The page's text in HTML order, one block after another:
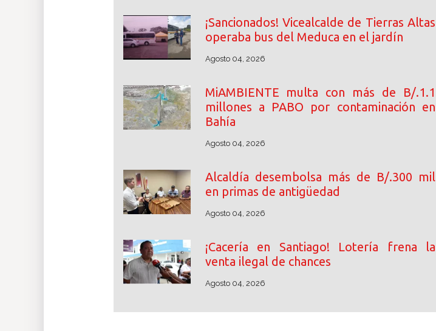
¡Sancionados! Vicealcalde de Tierras Altas
operaba bus del Meduca en el jardín
Agosto 04, 2026
MiAMBIENTE multa con más de B/.1.1
millones a PABO por contaminación en
Bahía
Agosto 04, 2026
Alcaldía desembolsa más de B/.300 mil
en primas de antigüedad
Agosto 04, 2026
¡Cacería en Santiago! Lotería frena la
venta ilegal de chances
Agosto 04, 2026